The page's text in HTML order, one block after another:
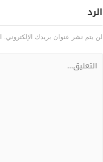
الرد
لن يتم نشر عنوان بريدك الإلكتروني.